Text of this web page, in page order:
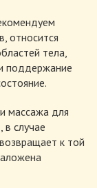
относится
тела,
поддержание
массажа для
в случае
к той